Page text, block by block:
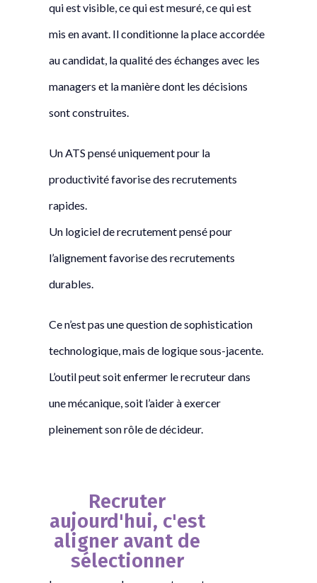
qui est visible, ce qui est mesuré, ce qui est
mis en avant. Il conditionne la place accordée
au candidat, la qualité des échanges avec les
managers et la manière dont les décisions
sont construites.
Un ATS pensé uniquement pour la
productivité favorise des recrutements
rapides.
Un logiciel de recrutement pensé pour
l’alignement favorise des recrutements
durables.
Ce n’est pas une question de sophistication
technologique, mais de logique sous-jacente.
L’outil peut soit enfermer le recruteur dans
une mécanique, soit l’aider à exercer
pleinement son rôle de décideur.
Recruter
aujourd'hui, c'est
aligner avant de
sélectionner